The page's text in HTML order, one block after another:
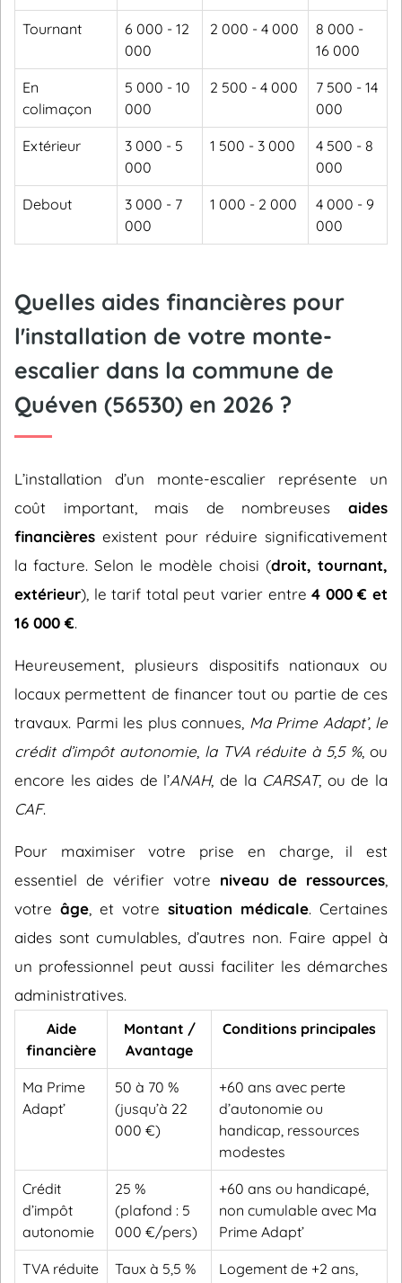
Tournant
6 000 - 12
000
2 000 - 4 000
8 000 -
16 000
En
colimaçon
5 000 - 10
000
2 500 - 4 000
7 500 - 14
000
Extérieur
3 000 - 5
000
1 500 - 3 000
4 500 - 8
000
Debout
3 000 - 7
000
1 000 - 2 000
4 000 - 9
000
Quelles aides financières pour
l'installation de votre monte-
escalier dans la commune de
Quéven (56530) en 2026 ?
L’installation d’un monte-escalier représente un
coût important, mais de nombreuses aides
financières existent pour réduire significativement
la facture. Selon le modèle choisi (droit, tournant,
extérieur), le tarif total peut varier entre4 000 € et
16 000 €.
Heureusement, plusieurs dispositifs nationaux ou
locaux permettent de financer tout ou partie de ces
travaux. Parmi les plus connues, Ma Prime Adapt’, le
crédit d’impôt autonomie, la TVA réduite à 5,5 %, ou
encore les aides de l’ANAH, de la CARSAT, ou de la
CAF.
Pour maximiser votre prise en charge, il est
essentiel de vérifier votre niveau de ressources
votre âge , et votre situation médicale. Certaines
aides sont cumulables, d’autres non. Faire appel à
un professionnel peut aussi faciliter les démarches
administratives.
Aide
financière
Montant /
Avantage
Conditions principales
Ma Prime
Adapt’
50 à 70 %
(jusqu’à 22
000 €)
+60 ans avec perte
d’autonomie ou
handicap, ressources
modestes
Crédit
d’impôt
autonomie
25 %
(plafond : 5
000 €/pers)
+60 ans ou handicapé,
non cumulable avec Ma
Prime Adapt’
TVA réduite Taux à 5,5 %
Logement de +2 ans,